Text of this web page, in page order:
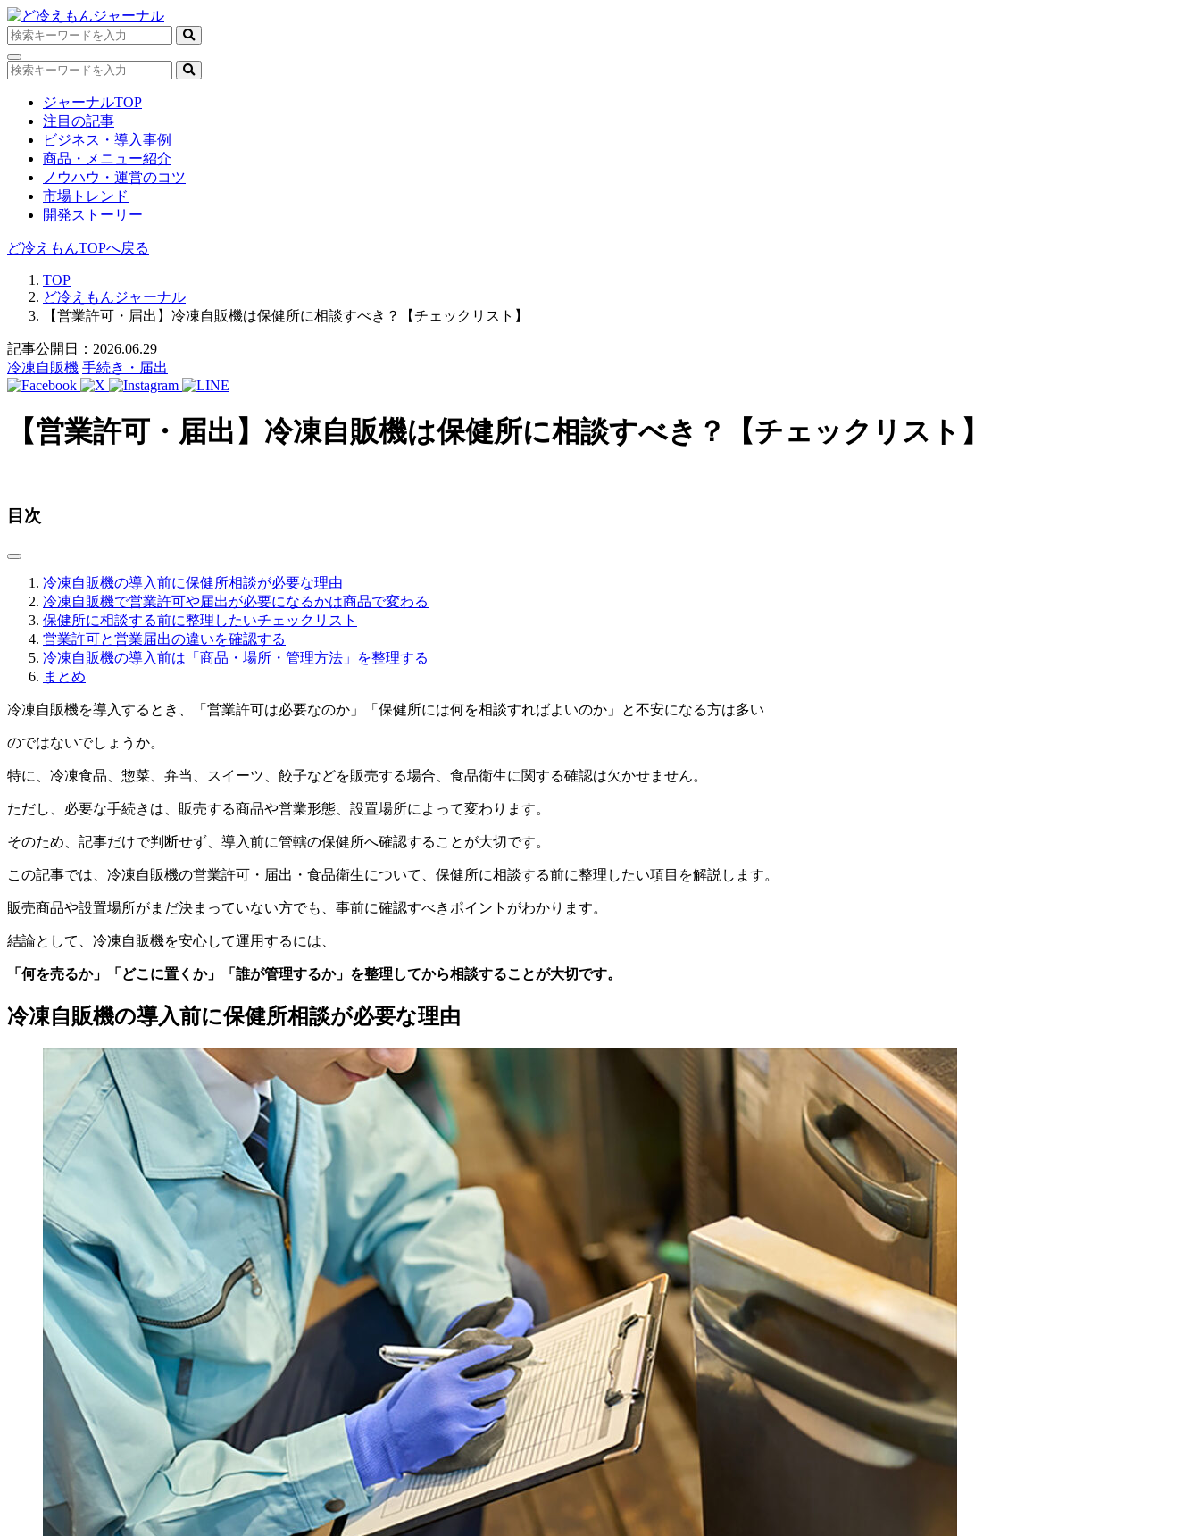
ジャーナルTOP
注目の記事
ビジネス・導入事例
商品・メニュー紹介
ノウハウ・運営のコツ
市場トレンド
開発ストーリー
ど冷えもんTOPへ戻る
TOP
ど冷えもんジャーナル
【営業許可・届出】冷凍自販機は保健所に相談すべき？【チェックリスト】
記事公開日：2026.06.29
冷凍自販機 手続き・届出
【営業許可・届出】冷凍自販機は保健所に相談すべき？【チェックリスト】
目次
冷凍自販機の導入前に保健所相談が必要な理由
冷凍自販機で営業許可や届出が必要になるかは商品で変わる
保健所に相談する前に整理したいチェックリスト
営業許可と営業届出の違いを確認する
冷凍自販機の導入前は「商品・場所・管理方法」を整理する
まとめ
冷凍自販機を導入するとき、「営業許可は必要なのか」「保健所には何を相談すればよいのか」と不安になる方は多い
のではないでしょうか。
特に、冷凍食品、惣菜、弁当、スイーツ、餃子などを販売する場合、食品衛生に関する確認は欠かせません。
ただし、必要な手続きは、販売する商品や営業形態、設置場所によって変わります。
そのため、記事だけで判断せず、導入前に管轄の保健所へ確認することが大切です。
この記事では、冷凍自販機の営業許可・届出・食品衛生について、保健所に相談する前に整理したい項目を解説します。
販売商品や設置場所がまだ決まっていない方でも、事前に確認すべきポイントがわかります。
結論として、冷凍自販機を安心して運用するには、
「何を売るか」「どこに置くか」「誰が管理するか」を整理してから相談することが大切です。
冷凍自販機の導入前に保健所相談が必要な理由